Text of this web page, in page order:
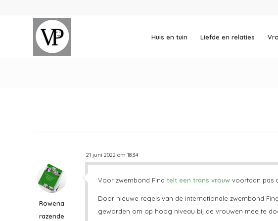
Huis en tuin Liefde en relaties
21 juni 2022 om 18:34
Rowena
razende
Voor zwembond Fina telt een trans vrouw voortaan pas
Door nieuwe regels van de internationale zwembond
geworden om op hoog niveau bij de vrouwen mee te